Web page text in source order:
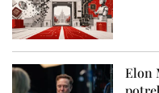
Elon